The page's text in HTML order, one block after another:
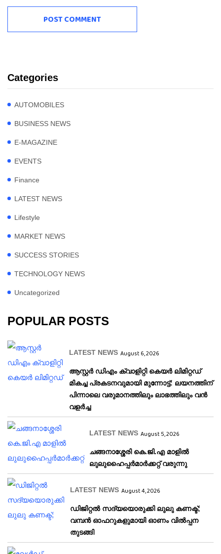
Categories
AUTOMOBILES
BUSINESS NEWS
E-MAGAZINE
EVENTS
Finance
LATEST NEWS
Lifestyle
MARKET NEWS
SUCCESS STORIES
TECHNOLOGY NEWS
Uncategorized
POPULAR POSTS
LATEST NEWS August 6, 2026
ആസ്റ്റർ ഡിഎം ക്വാളിറ്റി കെയർ ലിമിറ്റഡ്
മികച്ച പ്രകടനവുമായി മുന്നോട്ട്: ലയനത്തിന്
പിന്നാലെ വരുമാനത്തിലും ലാഭത്തിലും വൻ
വളർച്ച
LATEST NEWS August 5, 2026
ചങ്ങനാശ്ശേരി കെ.ജി.എ മാളിൽ
ലുലുഹൈപ്പർമാർക്കറ്റ് വരുന്നു
LATEST NEWS August 4, 2026
ഡിജിറ്റൽ സദ്യയൊരുക്കി ലുലു കണക്ട്;
വമ്പൻ ഓഫറുകളുമായി ഓണം വിൽപ്പന
തുടങ്ങി